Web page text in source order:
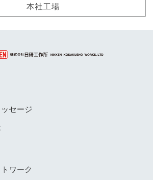
本社工場
ッセージ
ワーク